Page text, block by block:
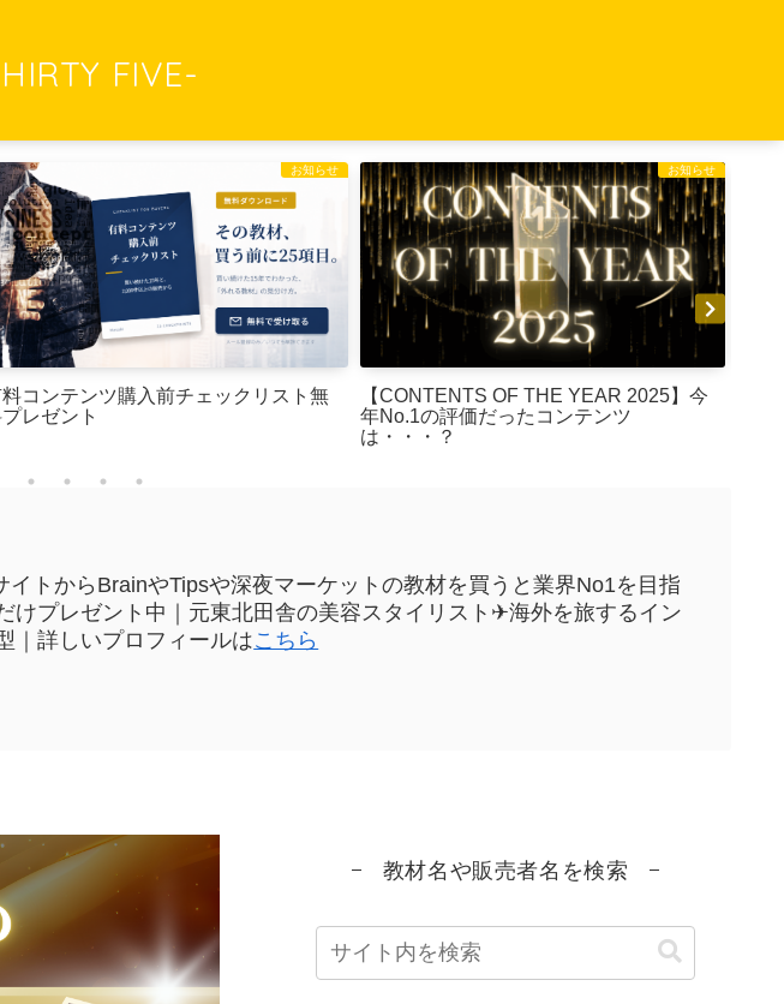
FIVE-
お知らせ
コンテンツ購入前チェックリスト無
レゼント
お知らせ
【CONTENTS OF THE YEAR 2025】今
年No.1の評価だったコンテンツ
は・・・？
トからBrainやTipsや深夜マーケットの教材を買うと業界No1を目指
けプレゼント中｜元東北田舎の美容スタイリスト✈海外を旅するイン
｜詳しいプロフィールはこちら
教材名や販売者名を検索